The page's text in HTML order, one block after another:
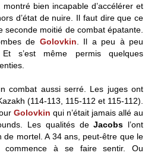
montré bien incapable d’accélérer et
d’état de nuire. Il faut dire que ce
seconde moitié de combat épatante.
de Golovkin. Il a peu à peu
s’est même permis quelques
combat aussi serré. Les juges ont
(114-113, 115-112 et 115-112).
Golovkin qui n’était jamais allé au
Les qualités deJacobs l’ont
de mortel. A 34 ans, peut-être que le
commence à se faire sentir. Ou